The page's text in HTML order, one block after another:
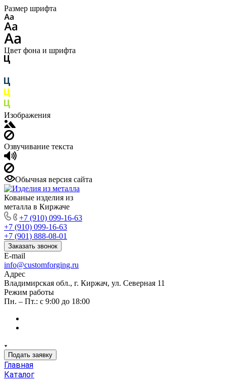
Размер шрифта
Цвет фона и шрифта
Изображения
Озвучивание текста
Обычная версия сайта
Кованые изделия из
металла в Киржаче
+7 (910) 099-16-63
+7 (910) 099-16-63
+7 (901) 888-08-01
Заказать звонок
E-mail
info@customforging.ru
Адрес
Владимирская обл., г. Киржач, ул. Северная 11
Режим работы
Пн. – Пт.: с 9:00 до 18:00
Подать заявку
Главная
Каталог